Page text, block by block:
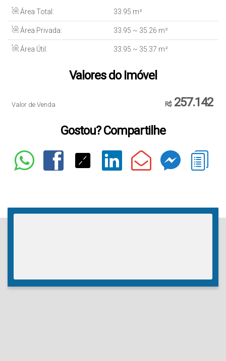
Área Total: 33.95 m²
Área Privada: 33.95 ~ 35.26 m²
Área Útil: 33.95 ~ 35.37 m²
Valores do Imóvel
R$257.142
Valor de Venda
Gostou? Compartilhe